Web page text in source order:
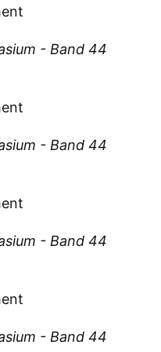
- Band 44
- Band 44
- Band 44
- Band 44